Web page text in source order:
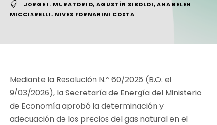
JORGE I. MURATORIO, AGUSTÍN SIBOLDI, ANA BELEN
MICCIARELLI, NIVES FORNARINI COSTA
Mediante la Resolución N.º 60/2026 (B.O. el
9/03/2026), la Secretaría de Energía del Ministerio
de Economía aprobó la determinación y
adecuación de los precios del gas natural en el